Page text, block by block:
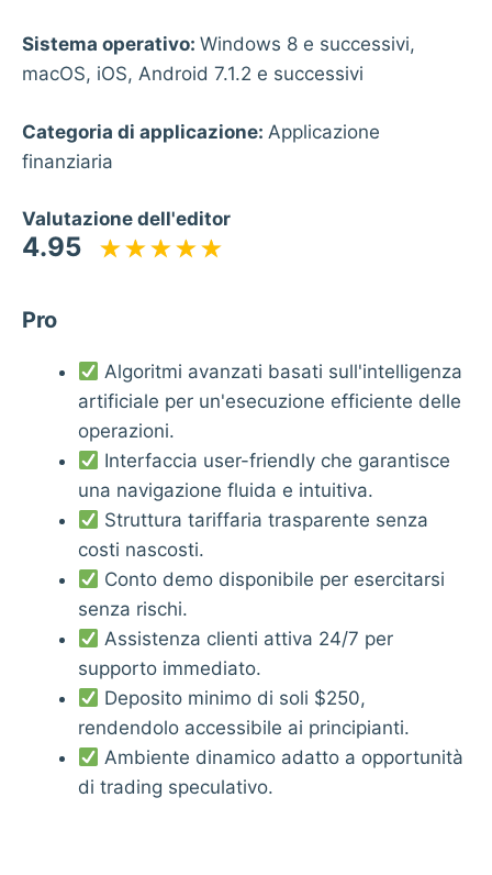
Sistema operativo: Windows 8 e successivi,
macOS, iOS, Android 7.1.2 e successivi
Categoria di applicazione: Applicazione
finanziaria
Valutazione dell'editor
4.95
Pro
Algoritmi avanzati basati sull'intelligenza
artificiale per un'esecuzione efficiente delle
operazioni.
Interfaccia user-friendly che garantisce
una navigazione fluida e intuitiva.
Struttura tariffaria trasparente senza
costi nascosti.
Conto demo disponibile per esercitarsi
senza rischi.
Assistenza clienti attiva 24/7 per
supporto immediato.
Deposito minimo di soli $250,
rendendolo accessibile ai principianti.
Ambiente dinamico adatto a opportunità
di trading speculativo.